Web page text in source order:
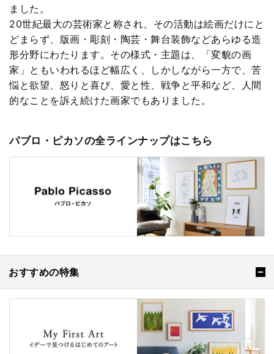
ました。
20世紀最大の芸術家と称され、その活動は絵画だけにと
どまらず、版画・彫刻・陶芸・舞台装飾などあらゆる造
形分野にわたります。その様式・主題は、「変貌の画
家」ともいわれるほど幅広く、しかしながら一方で、苦
悩と欲望、怒りと喜び、愛と性、戦争と平和など、人間
的なことを訴え続けた画家でもありました。
パブロ・ピカソの全ラインナップはこちら
おすすめの特集